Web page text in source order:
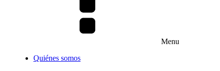
Menu
Quiénes somos